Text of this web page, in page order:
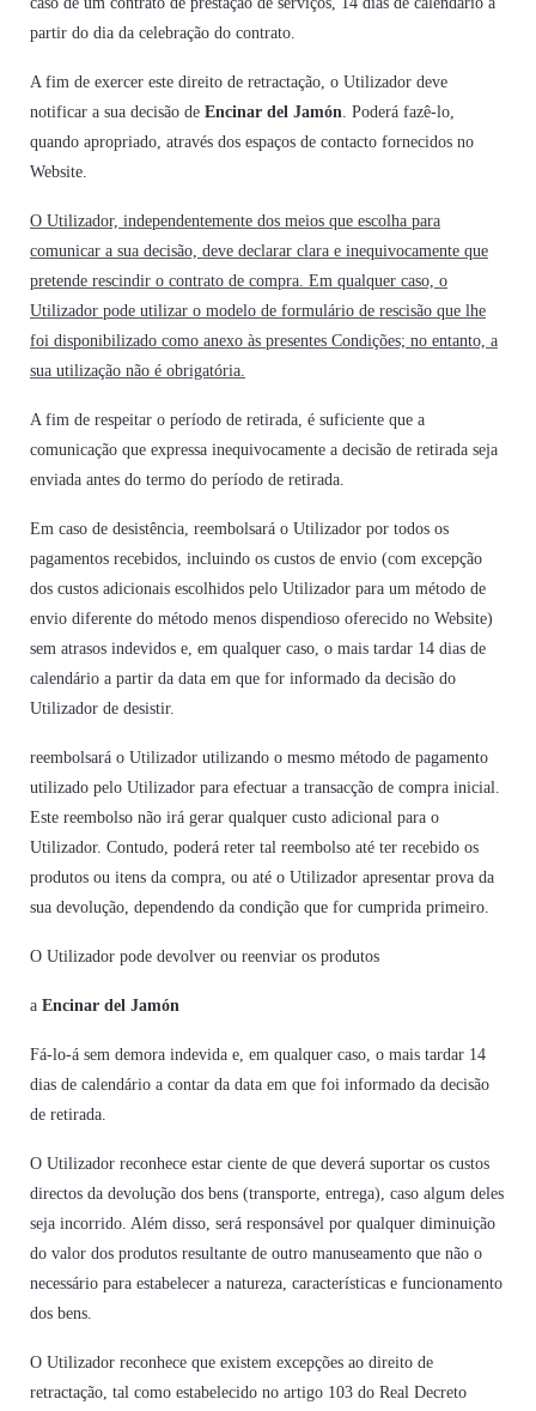
partir do dia da celebração do contrato.
A fim de exercer este direito de retractação, o Utilizador deve
notificar a sua decisão de Encinar del Jamón . Poderá fazê-lo,
quando apropriado, através dos espaços de contacto fornecidos no
Website.
O Utilizador, independentemente dos meios que escolha para
comunicar a sua decisão, deve declarar clara e inequivocamente que
pretende rescindir o contrato de compra. Em qualquer caso, o
Utilizador pode utilizar o modelo de formulário de rescisão que lhe
foi disponibilizado como anexo às presentes Condições; no entanto, a
sua utilização não é obrigatória.
A fim de respeitar o período de retirada, é suficiente que a
comunicação que expressa inequivocamente a decisão de retirada seja
enviada antes do termo do período de retirada.
Em caso de desistência, reembolsará o Utilizador por todos os
pagamentos recebidos, incluindo os custos de envio (com excepção
dos custos adicionais escolhidos pelo Utilizador para um método de
envio diferente do método menos dispendioso oferecido no Website)
sem atrasos indevidos e, em qualquer caso, o mais tardar 14 dias de
calendário a partir da data em que for informado da decisão do
Utilizador de desistir.
reembolsará o Utilizador utilizando o mesmo método de pagamento
utilizado pelo Utilizador para efectuar a transacção de compra inicial.
Este reembolso não irá gerar qualquer custo adicional para o
Utilizador. Contudo, poderá reter tal reembolso até ter recebido os
produtos ou itens da compra, ou até o Utilizador apresentar prova da
sua devolução, dependendo da condição que for cumprida primeiro.
O Utilizador pode devolver ou reenviar os produtos
a Encinar del Jamón
Fá-lo-á sem demora indevida e, em qualquer caso, o mais tardar 14
dias de calendário a contar da data em que foi informado da decisão
de retirada.
O Utilizador reconhece estar ciente de que deverá suportar os custos
directos da devolução dos bens (transporte, entrega), caso algum deles
seja incorrido. Além disso, será responsável por qualquer diminuição
do valor dos produtos resultante de outro manuseamento que não o
necessário para estabelecer a natureza, características e funcionamento
dos bens.
O Utilizador reconhece que existem excepções ao direito de
retractação, tal como estabelecido no artigo 103 do Real Decreto